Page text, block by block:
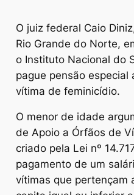
O juiz federal Caio
Rio Grande do Norte,
o Instituto Nacional do
pague pensão
vítima de feminicídio.
O menor de idade
de Apoio a Órfãos de
criado pela Lei nº
pagamento de um
vítimas que pertençam